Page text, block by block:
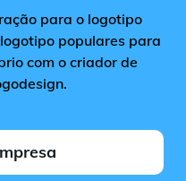
para o logotipo
populares para
com o criador de